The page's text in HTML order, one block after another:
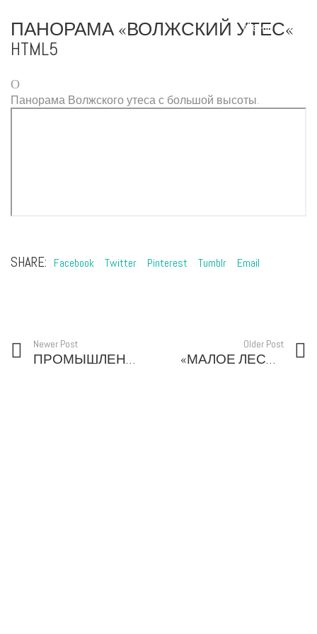
Меню
ПАНОРАМА «ВОЛЖСКИЙ УТЕС«
HTML5
Панорама Волжского утеса с большой высоты.
SHARE: Facebook Twitter Pinterest Tumblr Email
Newer Post
ПРОМЫШЛЕННОСТЬ
Older Post
«МАЛОЕ ЛЕСНОЕ»